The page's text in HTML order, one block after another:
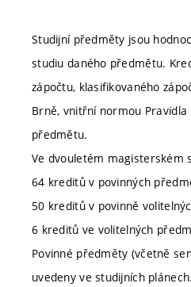
Studijní předměty jsou
studiu daného předmětu.
zápočtu, klasifikovaného
Brně, vnitřní normou Pravidla
předmětu.
Ve dvouletém magisterském
64 kreditů v povinných
50 kreditů v povinně
6 kreditů ve volitelných
Povinné předměty (včetně
uvedeny ve studijních